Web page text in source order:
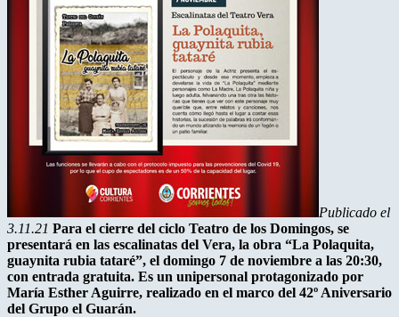
Publicado el
3.11.21 Para el cierre del ciclo Teatro de los Domingos, se
presentará en las escalinatas del Vera, la obra “La Polaquita,
guaynita rubia tataré”, el domingo 7 de noviembre a las 20:30,
con entrada gratuita. Es un unipersonal protagonizado por
María Esther Aguirre, realizado en el marco del 42º Aniversario
del Grupo el Guarán.